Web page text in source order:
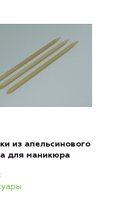
из апельсинового
для маникюра